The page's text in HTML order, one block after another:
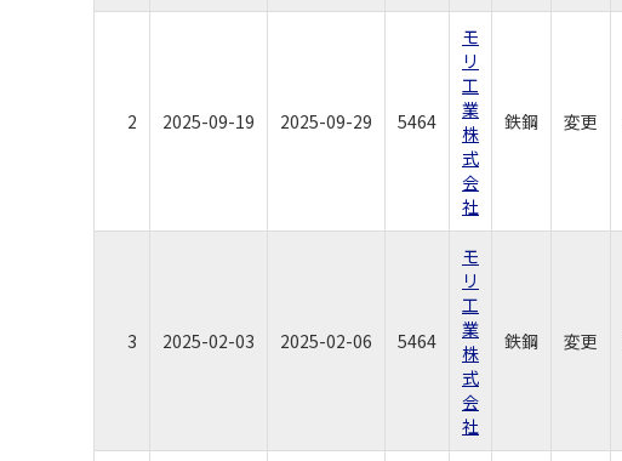
2 2025-09-19 2025-09-29 5464
モ
リ
工
業
株
式
会
社
鉄鋼 変更
3 2025-02-03 2025-02-06 5464
モ
リ
工
業
株
式
会
社
鉄鋼 変更